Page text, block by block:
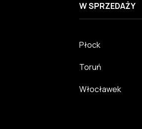
W SPRZEDAŻY
Płock
Toruń
Włocławek